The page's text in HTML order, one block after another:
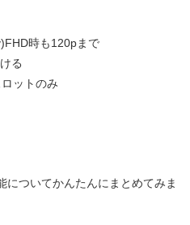
時も120pまで
る
ットのみ
ついてかんたんにまとめてみま